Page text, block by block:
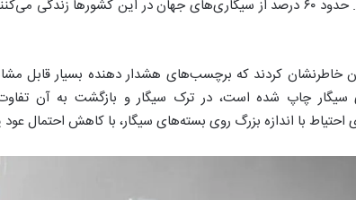
خاطرنشان کردند که برچسب‌های هشدار ‌دهنده بسیار قابل
سیگار چاپ شده است، در ترک سیگار و بازگشت به آن
با اندازه بزرگ روی بسته‌های سیگار، با کاهش احتمال